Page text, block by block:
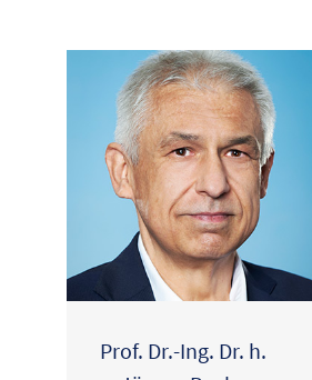
Prof. Dr.-Ing. Dr. h.